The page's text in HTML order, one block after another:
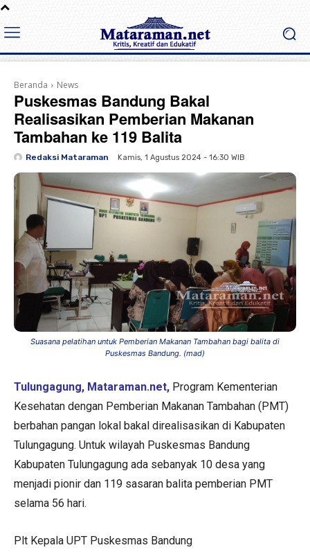
Beranda News
Puskesmas Bandung Bakal
Realisasikan Pemberian Makanan
Tambahan ke 119 Balita
Redaksi Mataraman Kamis, 1 Agustus 2024 - 16:30 WIB
Suasana pelatihan untuk Pemberian Makanan Tambahan bagi balita di
Puskesmas Bandung. (mad)
Tulungagung, Mataraman.net, Program Kementerian
Kesehatan dengan Pemberian Makanan Tambahan (PMT)
berbahan pangan lokal bakal direalisasikan di Kabupaten
Tulungagung. Untuk wilayah Puskesmas Bandung
Kabupaten Tulungagung ada sebanyak 10 desa yang
menjadi pionir dan 119 sasaran balita pemberian PMT
selama 56 hari.
Plt Kepala UPT Puskesmas Bandung